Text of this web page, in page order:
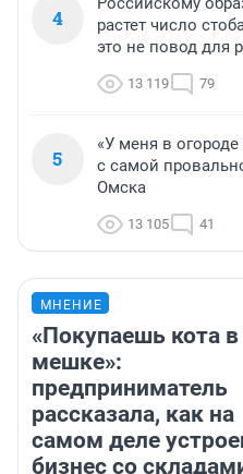
4
растет число
это не повод для
13 119 79
5
«У меня в
с самой
Омска
13 105 41
МНЕНИЕ
«Покупаешь кота в
мешке»:
предприниматель
рассказала, как на
самом деле
бизнес со